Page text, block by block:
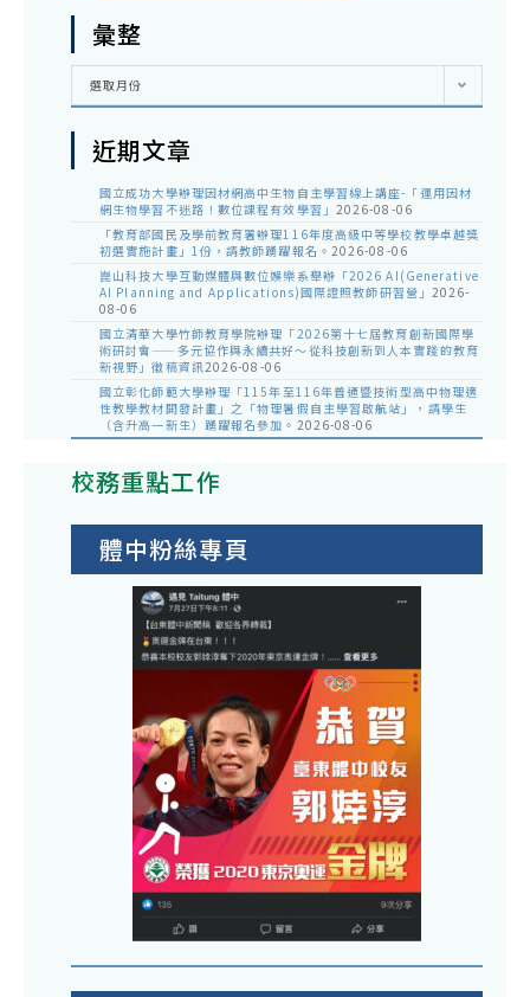
彙整
彙
選取月份
近期文章
國立成功大學辦理因材網高中生物自主學習線上講座-「運用因材
網生物學習不迷路！數位課程有效學習」 2026-08-06
「教育部國民及學前教育署辦理116年度高級中等學校教學卓越獎
初選實施計畫」1份，請教師踴躍報名。 2026-08-06
崑山科技大學互動媒體與數位娛樂系舉辦「2026 AI(Generative
AI Planning and Applications)國際證照教師研習營」 2026-
08-06
國立清華大學竹師教育學院辦理「2026第十七屆教育創新國際學
術研討會——多元協作與永續共好～從科技創新到人本實踐的教育
新視野」徵稿資訊2026-08-06
國立彰化師範大學辦理「115年至116年普通暨技術型高中物理適
性教學教材開發計畫」之「物理暑假自主學習啟航站」，請學生
（含升高一新生）踴躍報名參加。 2026-08-06
校務重點工作
體中粉絲專頁